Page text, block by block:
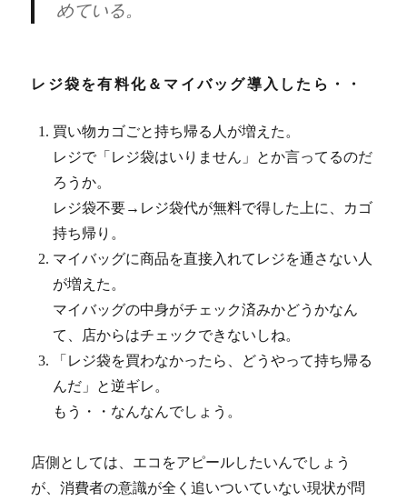
めている。
レジ袋を有料化＆マイバッグ導入したら・・
買い物カゴごと持ち帰る人が増えた。
レジで「レジ袋はいりません」とか言ってるのだ
ろうか。
レジ袋不要→レジ袋代が無料で得した上に、カゴ
持ち帰り。
マイバッグに商品を直接入れてレジを通さない人
が増えた。
マイバッグの中身がチェック済みかどうかなん
て、店からはチェックできないしね。
「レジ袋を買わなかったら、どうやって持ち帰る
んだ」と逆ギレ。
もう・・なんなんでしょう。
店側としては、エコをアピールしたいんでしょう
が、消費者の意識が全く追いついていない現状が問